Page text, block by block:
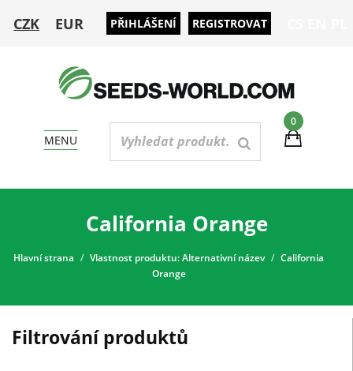
CZK EUR PŘIHLÁŠENÍ REGISTROVAT
0
MENU
California Orange
Hlavní strana Vlastnost produktu: Alternativní název
California
Orange
Filtrování produktů